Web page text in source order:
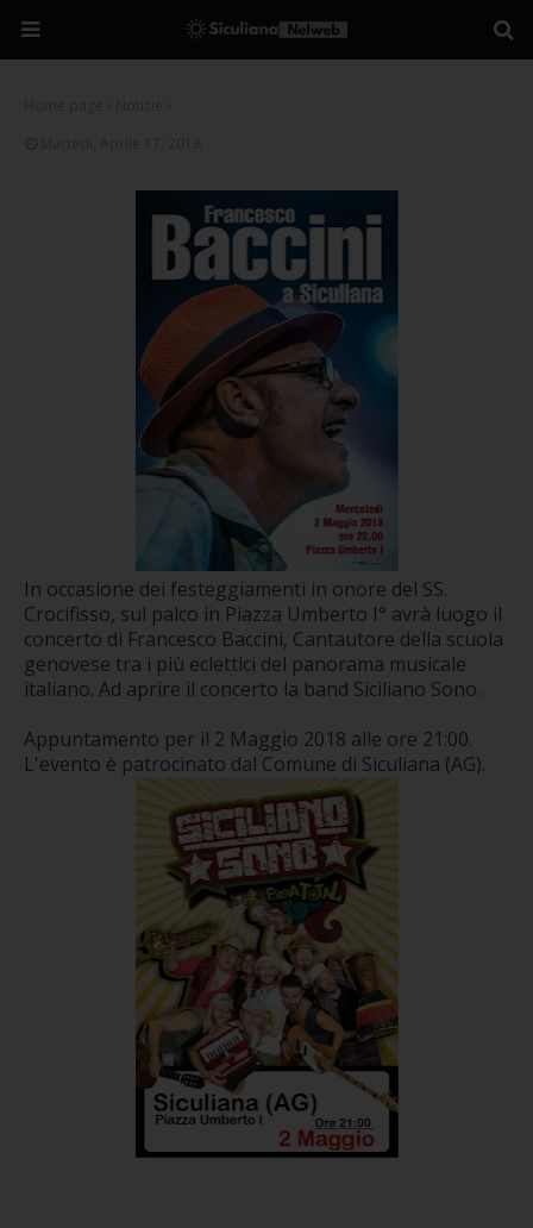
In occasione dei festeggiamenti in onore del SS.
Crocifisso, sul palco in Piazza Umberto I° avrà luogo il
concerto di Francesco Baccini, Cantautore della scuola
genovese tra i più eclettici del panorama musicale
italiano. Ad aprire il concerto la band Siciliano Sono.
Appuntamento per il 2 Maggio 2018 alle ore 21:00.
L'evento è patrocinato dal Comune di Siculiana (AG).